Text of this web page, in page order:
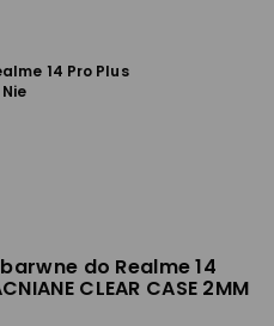
14 Pro Plus
Nie
do Realme 14
CLEAR CASE 2MM